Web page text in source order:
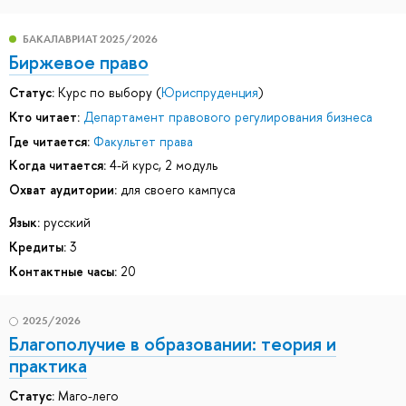
БАКАЛАВРИАТ 2025/2026
Биржевое право
Статус: Курс по выбору (Юриспруденция)
Кто читает: Департамент правового регулирования бизнеса
Где читается: Факультет права
Когда читается: 4-й курс, 2 модуль
Охват аудитории: для своего кампуса
Язык: русский
Кредиты: 3
Контактные часы: 20
2025/2026
Благополучие в образовании: теория и
практика
Статус: Маго-лего